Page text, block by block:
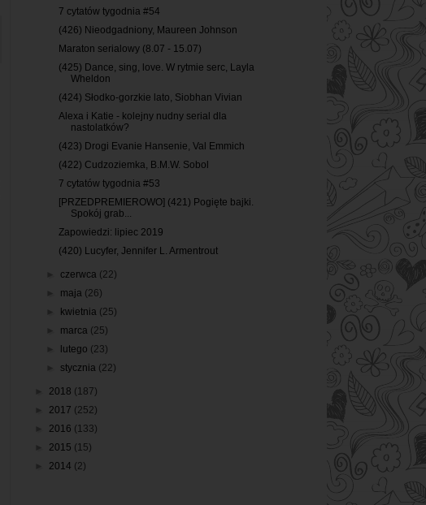
7 cytatów tygodnia #54
(426) Nieodgadniony, Maureen Johnson
Maraton serialowy (8.07 - 15.07)
(425) Dance, sing, love. W rytmie serc, Layla
Wheldon
(424) Słodko-gorzkie lato, Siobhan Vivian
Alexa i Katie - kolejny nudny serial dla
nastolatków?
(423) Drogi Evanie Hansenie, Val Emmich
(422) Cudzoziemka, B.M.W. Sobol
7 cytatów tygodnia #53
[PRZEDPREMIEROWO] (421) Pogięte bajki.
Spokój grab...
Zapowiedzi: lipiec 2019
(420) Lucyfer, Jennifer L. Armentrout
►czerwca (22)
maja (26)
kwietnia (25)
marca (25)
lutego (23)
stycznia (22)
2018 (187)
2017 (252)
2016 (133)
2015 (15)
2014 (2)